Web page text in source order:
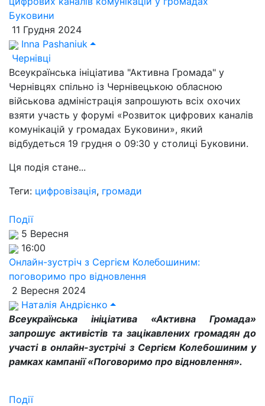
Буковини
11 Грудня 2024
Inna Pashaniuk
Чернівці
Всеукраїнська ініціатива "Активна Громада" у
Чернівцях спільно із Чернівецькою обласною
військова адміністрація запрошують всіх охочих
взяти участь у форумі «Розвиток цифрових каналів
комунікацій у громадах Буковини», який
відбудеться 19 грудня о 09:30 у столиці Буковини.
Ця подія стане...
Теги: цифровізація, громади
Події
5 Вересня
16:00
Онлайн-зустріч з Сергієм Колебошиним:
поговоримо про відновлення
2 Вересня 2024
Наталія Андрієнко
Всеукраїнська ініціатива «Активна Громада»
запрошує активістів та зацікавлених громадян до
участі в онлайн-зустрічі з Сергієм Колебошиним у
рамках кампанії «Поговоримо про відновлення».
Події